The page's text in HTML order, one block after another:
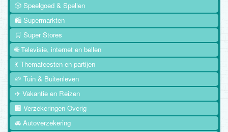
🎲 Speelgoed & Spellen
🛍️ Supermarkten
🛒 Super Stores
🌐 Televisie, internet en bellen
💃 Themafeesten en partijen
🌱 Tuin & Buitenleven
✈️ Vakantie en Reizen
🏢 Verzekeringen Overig
🚘 Autoverzekering